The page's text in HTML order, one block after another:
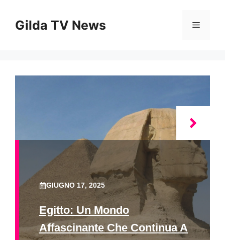
contenuto
Gilda TV News Menu
GIUGNO 17, 2025
Egitto: Un Mondo
Affascinante Che Continua A